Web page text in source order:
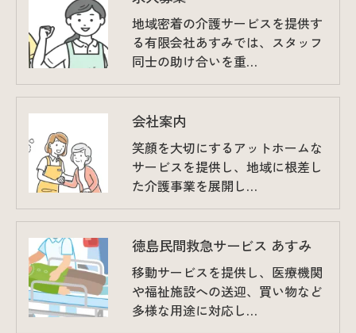
地域密着の介護サービスを提供す
る有限会社あすみでは、スタッフ
同士の助け合いを重…
会社案内
笑顔を大切にするアットホームな
サービスを提供し、地域に根差し
た介護事業を展開し…
徳島民間救急サービス あすみ
移動サービスを提供し、医療機関
や福祉施設への送迎、買い物など
多様な用途に対応し…